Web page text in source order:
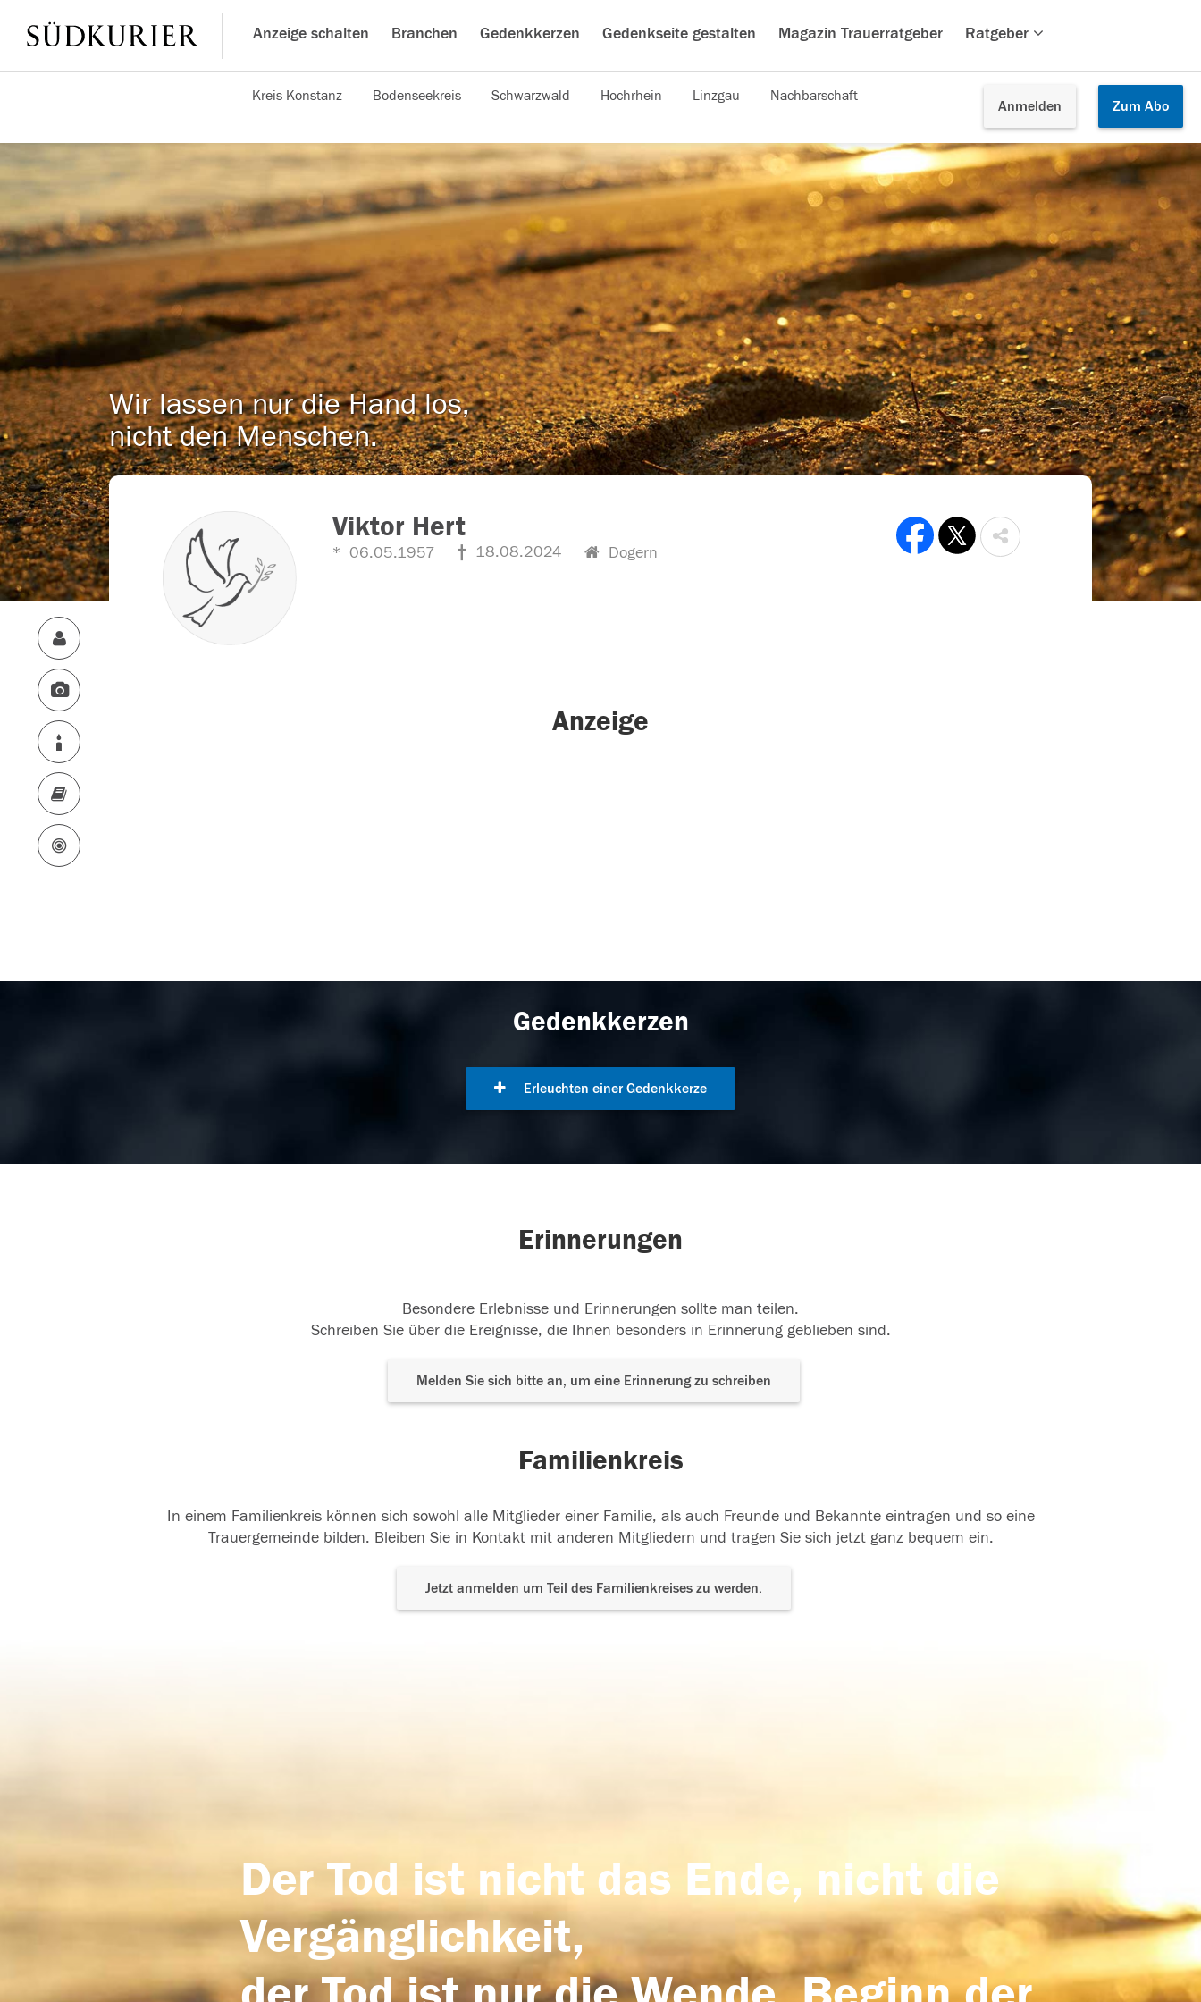
Anzeige schalten Branchen Gedenkkerzen Gedenkseite gestalten Magazin Trauerratgeber Ratgeber
Anmelden Zum Abo
Kreis Konstanz Bodenseekreis Schwarzwald Hochrhein Linzgau Nachbarschaft
Wir lassen nur die Hand los,
nicht den Menschen.
Viktor Hert
06.05.1957 18.08.2024 Dogern
Anzeige
Gedenkkerzen
Erleuchten einer Gedenkkerze
Erinnerungen
Besondere Erlebnisse und Erinnerungen sollte man teilen.
Schreiben Sie über die Ereignisse, die Ihnen besonders in Erinnerung geblieben sind.
Melden Sie sich bitte an, um eine Erinnerung zu schreiben
Familienkreis
In einem Familienkreis können sich sowohl alle Mitglieder einer Familie, als auch Freunde und Bekannte eintragen und so eine
Trauergemeinde bilden. Bleiben Sie in Kontakt mit anderen Mitgliedern und tragen Sie sich jetzt ganz bequem ein.
Jetzt anmelden um Teil des Familienkreises zu werden.
Der Tod ist nicht das Ende, nicht die
Vergänglichkeit,